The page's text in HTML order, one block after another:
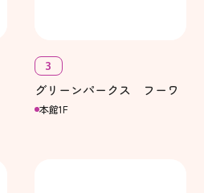
3
グリーンパークス フーワ
本館1F